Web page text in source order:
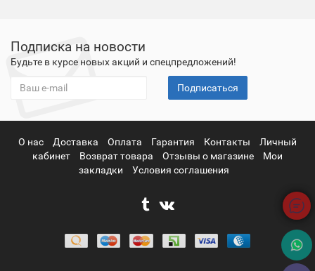
Подписка на новости
Будьте в курсе новых акций и спецпредложений!
Подписаться
О нас Доставка Оплата Гарантия Контакты
Личный
кабинет
Возврат товара Отзывы о магазине
Мои
закладки
Условия соглашения